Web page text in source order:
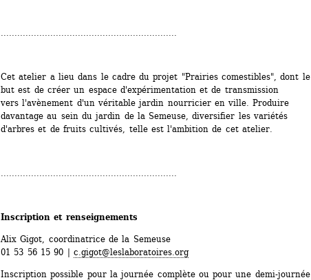
................................................................
Cet atelier a lieu dans le cadre du projet "Prairies comestibles", dont le
but est de créer un espace d'expérimentation et de transmission
vers l'avènement d'un véritable jardin nourricier en ville. Produire
davantage au sein du jardin de la Semeuse, diversifier les variétés
d'arbres et de fruits cultivés, telle est l'ambition de cet atelier.
................................................................
Inscription et renseignements
Alix Gigot, coordinatrice de la Semeuse
01 53 56 15 90 | c.gigot@leslaboratoires.org
Inscription possible pour la journée complète ou pour une demi-journée